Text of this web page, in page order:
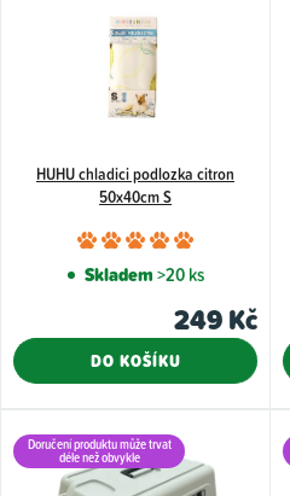
k
t
HUHU chladici podlozka citron
50x40cm S
Průměrné
hodnocení
je
z
hvězdiček.
Skladem>20 ks
249 Kč
DO KOŠÍKU
Doručení produktu může trvat
déle než obvykle